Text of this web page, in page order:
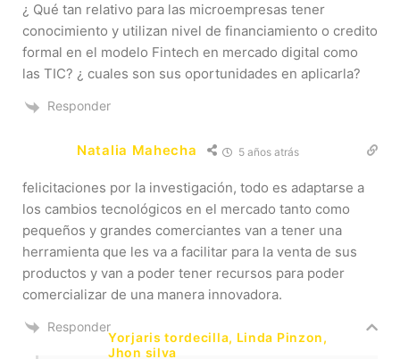
¿ Qué tan relativo para las microempresas tener
conocimiento y utilizan nivel de financiamiento o credito
formal en el modelo Fintech en mercado digital como
las TIC? ¿ cuales son sus oportunidades en aplicarla?
Responder
Natalia Mahecha 5 años atrás
felicitaciones por la investigación, todo es adaptarse a
los cambios tecnológicos en el mercado tanto como
pequeños y grandes comerciantes van a tener una
herramienta que les va a facilitar para la venta de sus
productos y van a poder tener recursos para poder
comercializar de una manera innovadora.
Responder
Yorjaris tordecilla, Linda Pinzon,
Jhon silva